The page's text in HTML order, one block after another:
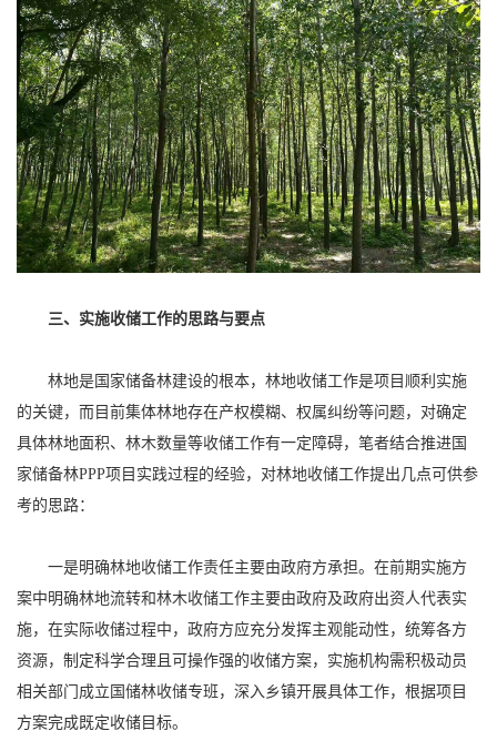
三、实施收储工作的思路与要点
林地是国家储备林建设的根本，林地收储工作是项目顺利实施
的关键，而目前集体林地存在产权模糊、权属纠纷等问题，对确定
具体林地面积、林木数量等收储工作有一定障碍，笔者结合推进国
家储备林PPP项目实践过程的经验，对林地收储工作提出几点可供参
考的思路：
一是明确林地收储工作责任主要由政府方承担。在前期实施方
案中明确林地流转和林木收储工作主要由政府及政府出资人代表实
施，在实际收储过程中，政府方应充分发挥主观能动性，统筹各方
资源，制定科学合理且可操作强的收储方案，实施机构需积极动员
相关部门成立国储林收储专班，深入乡镇开展具体工作，根据项目
方案完成既定收储目标。